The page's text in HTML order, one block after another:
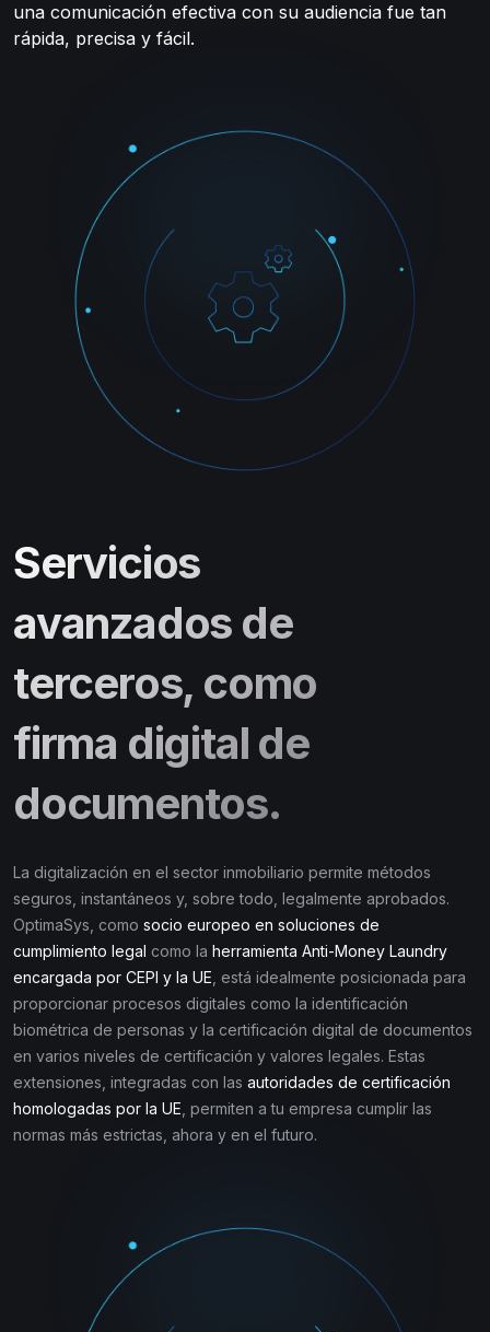
una comunicación efectiva con su audiencia fue tan
rápida, precisa y fácil.
Servicios
avanzados de
terceros, como
firma digital de
documentos.
La digitalización en el sector inmobiliario permite métodos
seguros, instantáneos y, sobre todo, legalmente aprobados.
OptimaSys, como socio europeo en soluciones de
cumplimiento legal como la herramienta Anti-Money Laundry
encargada por CEPI y la UE , está idealmente posicionada para
proporcionar procesos digitales como la identificación
biométrica de personas y la certificación digital de documentos
en varios niveles de certificación y valores legales. Estas
extensiones, integradas con las autoridades de certificación
homologadas por la UE , permiten a tu empresa cumplir las
normas más estrictas, ahora y en el futuro.